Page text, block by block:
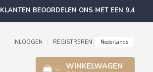
KLANTEN BEOORDELEN ONS MET EEN 9,4
INLOGGEN REGISTREREN Nederlands
WINKELWAGEN